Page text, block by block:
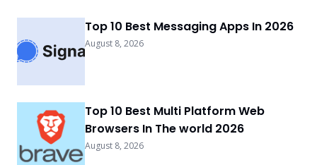
Top 10 Best Messaging Apps In 2026
August 8, 2026
Top 10 Best Multi Platform Web
Browsers In The world 2026
August 8, 2026